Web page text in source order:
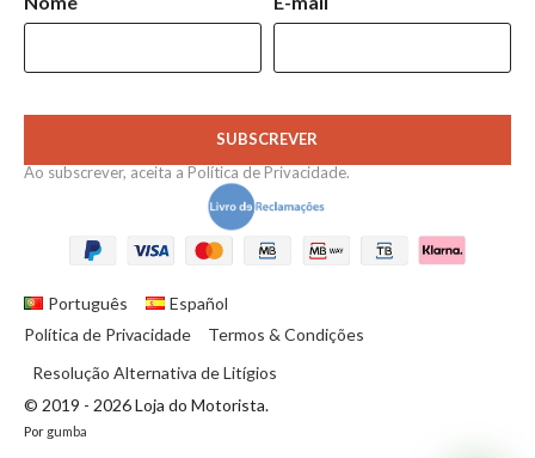
SUBSCREVER
Ao subscrever, aceita a Política de Privacidade.
© 2019 - 2026 Loja do Motorista.
Por gumba
Português
Español
Política de Privacidade
Termos & Condições
Resolução Alternativa de Litígios